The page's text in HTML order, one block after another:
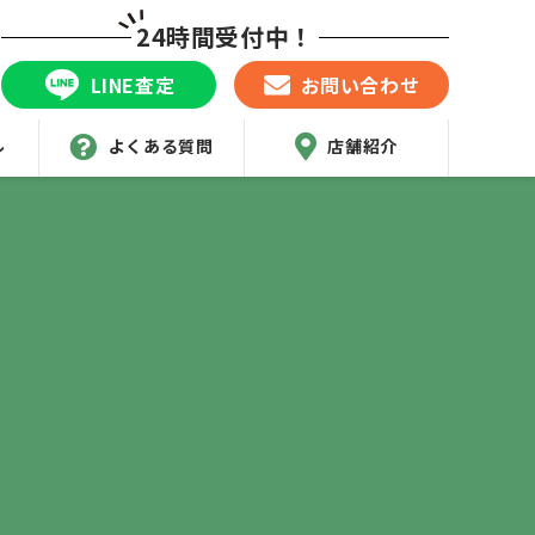
よくある質問 店舗紹介
24時間受付中！
LINE査定 お問い合わせ